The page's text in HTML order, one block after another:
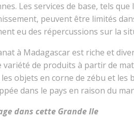
Les services de base, tels que
peuvent être limités
eu des répercussions sur la
à Madagascar est riche et
variété de produits à partir de
objets en corne de zébu et les
dans le pays en raison du
dans cette Grande Ile